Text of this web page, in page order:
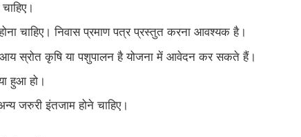
चाहिए। निवास प्रमाण पत्र प्रस्तुत करना आवश्यक है।
स्रोत कृषि या पशुपालन है योजना में आवेदन कर सकते हैं।
हुआ हो।
जरुरी इंतजाम होने चाहिए।